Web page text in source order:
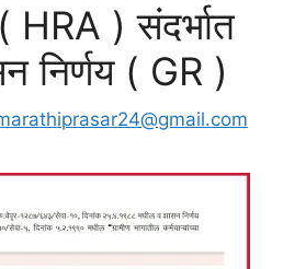
HRA ) संदर्भात
निर्णय ( GR )